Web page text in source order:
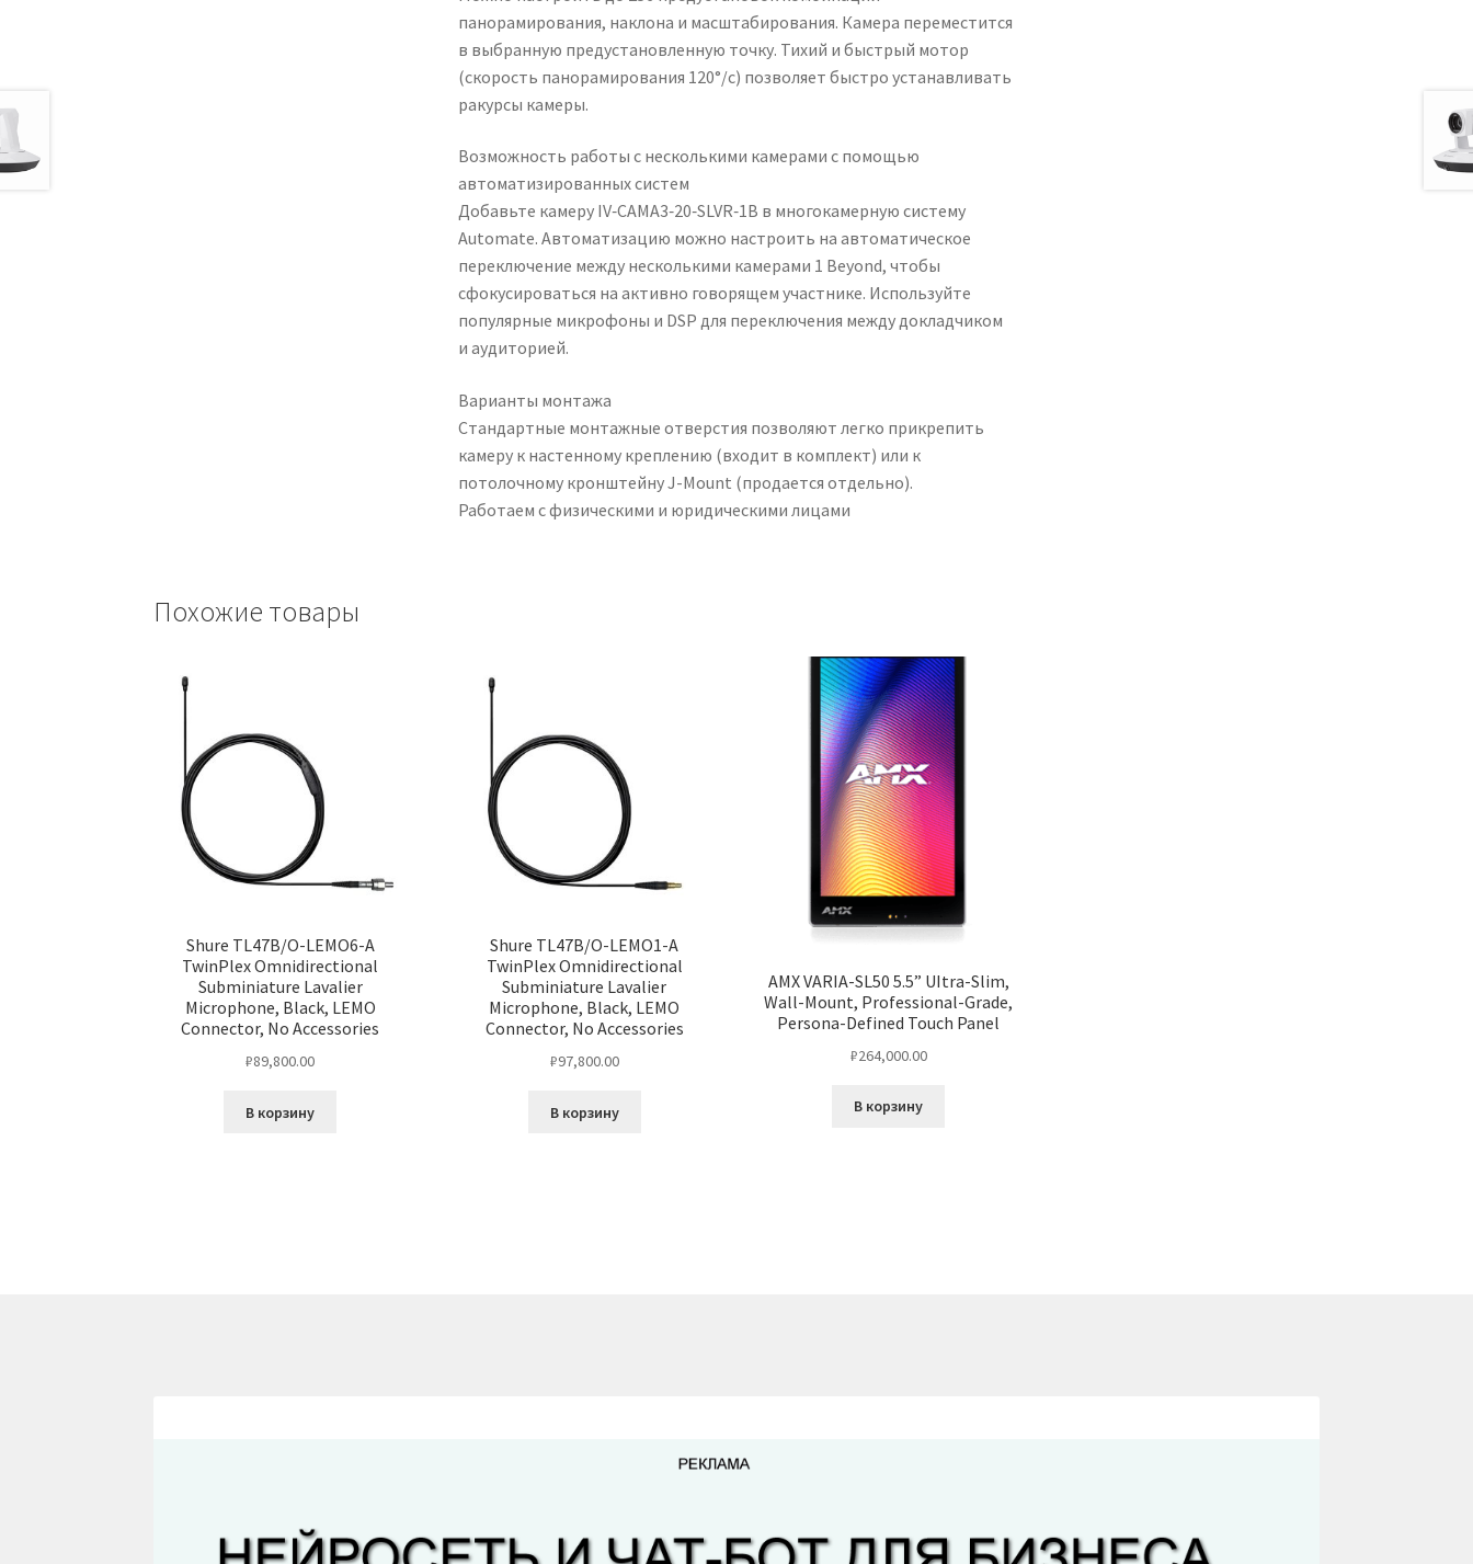
панорамирования, наклона и масштабирования. Камера переместится
в выбранную предустановленную точку. Тихий и быстрый мотор
(скорость панорамирования 120°/с) позволяет быстро устанавливать
ракурсы камеры.
Возможность работы с несколькими камерами с помощью
автоматизированных систем
Добавьте камеру IV‑CAMA3‑20‑SLVR‑1B в многокамерную систему
Automate. Автоматизацию можно настроить на автоматическое
переключение между несколькими камерами 1 Beyond, чтобы
сфокусироваться на активно говорящем участнике. Используйте
популярные микрофоны и DSP для переключения между докладчиком
и аудиторией.
Варианты монтажа
Стандартные монтажные отверстия позволяют легко прикрепить
камеру к настенному креплению (входит в комплект) или к
потолочному кронштейну J-Mount (продается отдельно).
Работаем с физическими и юридическими лицами
Похожие товары
Shure TL47B/O-LEMO6-A
TwinPlex Omnidirectional
Subminiature Lavalier
Microphone, Black, LEMO
Connector, No Accessories
₽89,800.00
В корзину
Shure TL47B/O-LEMO1-A
TwinPlex Omnidirectional
Subminiature Lavalier
Microphone, Black, LEMO
Connector, No Accessories
₽97,800.00
В корзину
AMX VARIA-SL50 5.5” UItra-Slim,
Wall-Mount, Professional-Grade,
Persona-Defined Touch Panel
₽264,000.00
В корзину